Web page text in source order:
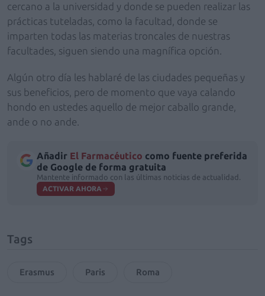
cercano a la universidad y donde se pueden realizar las
prácticas tuteladas, como la facultad, donde se
imparten todas las materias troncales de nuestras
facultades, siguen siendo una magnífica opción.
Algún otro día les hablaré de las ciudades pequeñas y
sus beneficios, pero de momento que vaya calando
hondo en ustedes aquello de mejor caballo grande,
ande o no ande.
Añadir El Farmacéutico como fuente preferida
de Google de forma gratuita
Mantente informado con las últimas noticias de actualidad.
ACTIVAR AHORA
Tags
Erasmus Paris Roma